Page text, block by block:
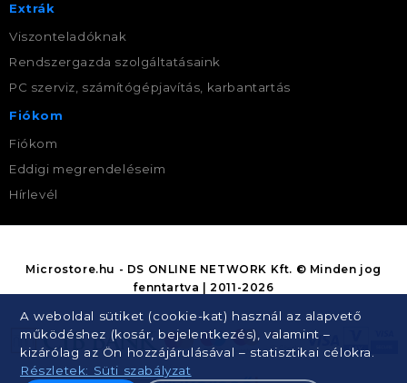
Extrák
Viszonteladóknak
Rendszergazda szolgáltatásaink
PC szerviz, számítógépjavítás, karbantartás
Fiókom
Fiókom
Eddigi megrendeléseim
Hírlevél
A weboldal sütiket (cookie-kat) használ az alapvető
működéshez (kosár, bejelentkezés), valamint –
kizárólag az Ön hozzájárulásával – statisztikai célokra.
Részletek: Süti szabályzat
Microstore.hu - DS ONLINE NETWORK Kft. © Minden jog
fenntartva | 2011-2026